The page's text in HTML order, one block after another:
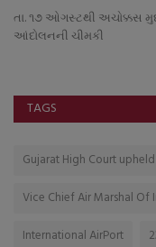
તા. ૧૭ ઓગસ્ટથી અચોક્કસ
આંદોલનની ચીમકી
TAGS
Gujarat High Court
Vice Chief Air Marshal Of
International AirPort